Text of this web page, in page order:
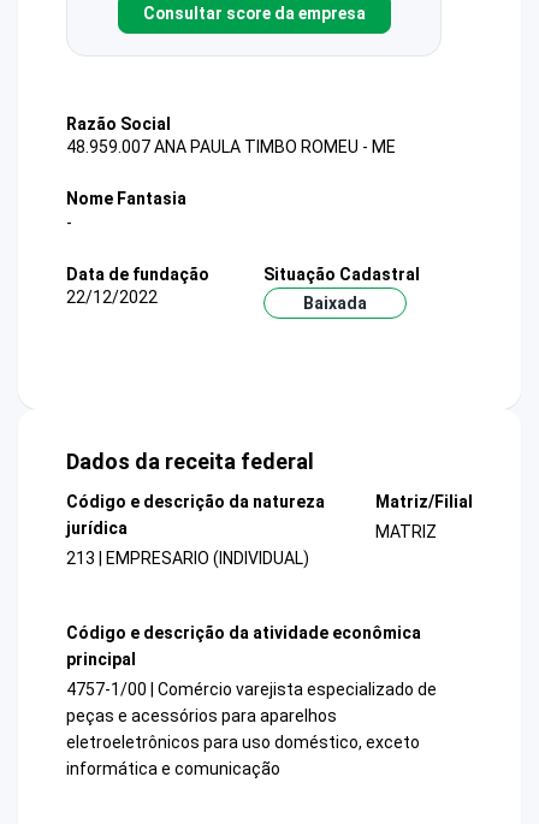
Consultar score da empresa
Razão Social
48.959.007 ANA PAULA TIMBO ROMEU - ME
Nome Fantasia
-
Data de fundação
22/12/2022
Situação Cadastral
Baixada
Dados da receita federal
Código e descrição da natureza
jurídica
213 | EMPRESARIO (INDIVIDUAL)
Matriz/Filial
MATRIZ
Código e descrição da atividade econômica
principal
4757-1/00 | Comércio varejista especializado de
peças e acessórios para aparelhos
eletroeletrônicos para uso doméstico, exceto
informática e comunicação